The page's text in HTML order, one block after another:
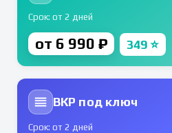
Срок: от 2 дней
от 6 990 ₽ 349 ⭐
ВКР под ключ
Срок: от 2 дней